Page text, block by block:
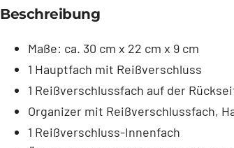
Beschreibung
Maße: ca. 30 cm x 22 cm x 9 cm
1 Hauptfach mit Reißverschluss
1 Reißverschlussfach auf der
Organizer mit Reißverschlussfach,
1 Reißverschluss-Innenfach